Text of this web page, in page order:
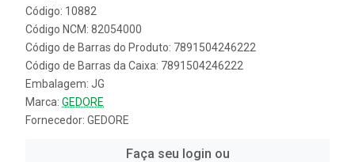
Código: 10882
Código NCM: 82054000
Código de Barras do Produto: 7891504246222
Código de Barras da Caixa: 7891504246222
Embalagem: JG
Marca: GEDORE
Fornecedor: GEDORE
Faça seu login ou